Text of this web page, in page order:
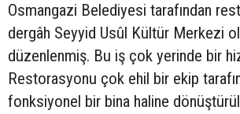
Osmangazi Belediyesi tarafından
dergâh Seyyid Usûl Kültür Merkezi
düzenlenmiş. Bu iş çok yerinde bir
Restorasyonu çok ehil bir ekip
fonksiyonel bir bina haline